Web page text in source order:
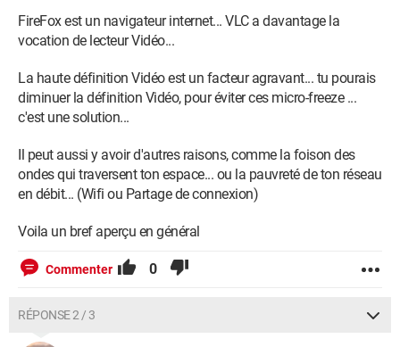
FireFox est un navigateur internet... VLC a davantage la
vocation de lecteur Vidéo...
La haute définition Vidéo est un facteur agravant... tu pourais
diminuer la définition Vidéo, pour éviter ces micro-freeze ...
c'est une solution...
Il peut aussi y avoir d'autres raisons, comme la foison des
ondes qui traversent ton espace... ou la pauvreté de ton réseau
en débit... (Wifi ou Partage de connexion)
Voila un bref aperçu en général
Commenter 0
RÉPONSE 2 / 3